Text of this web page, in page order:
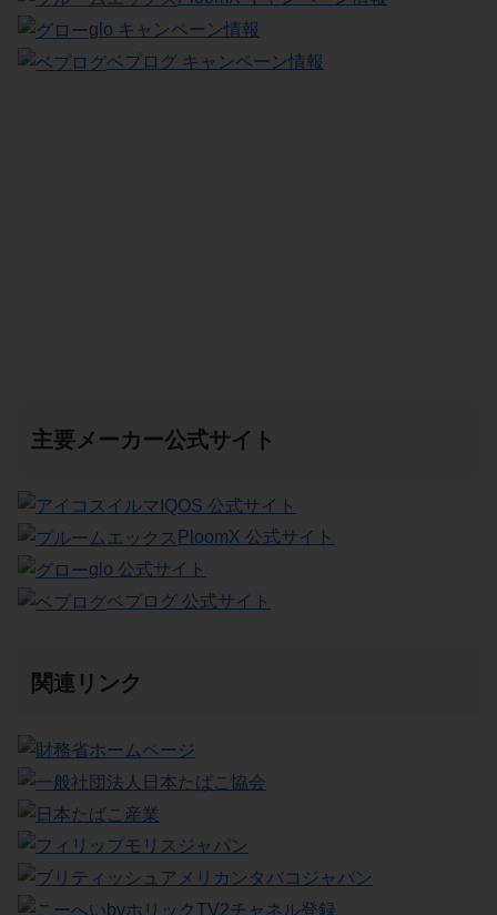
glo キャンペーン情報
ベプログ キャンペーン情報
主要メーカー公式サイト
IQOS 公式サイト
PloomX 公式サイト
glo 公式サイト
ベプログ 公式サイト
関連リンク